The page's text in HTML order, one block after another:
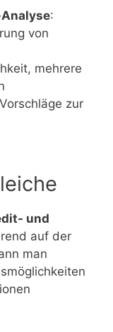
:
von
mehrere
zur
und
auf der
man